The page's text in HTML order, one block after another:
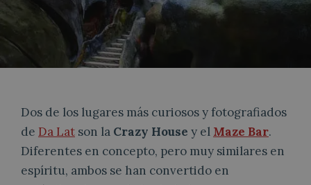
Dos de los lugares más curiosos y fotografiados
de Da Lat son la Crazy House y el Maze Bar.
Diferentes en concepto, pero muy similares en
espíritu, ambos se han convertido en